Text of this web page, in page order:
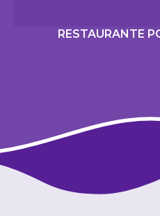
RESTAURANTE